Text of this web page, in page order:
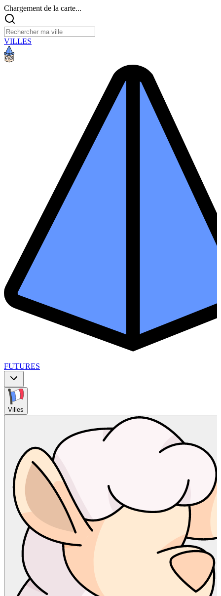
Chargement de la carte...
VILLES
FUTURES
Villes